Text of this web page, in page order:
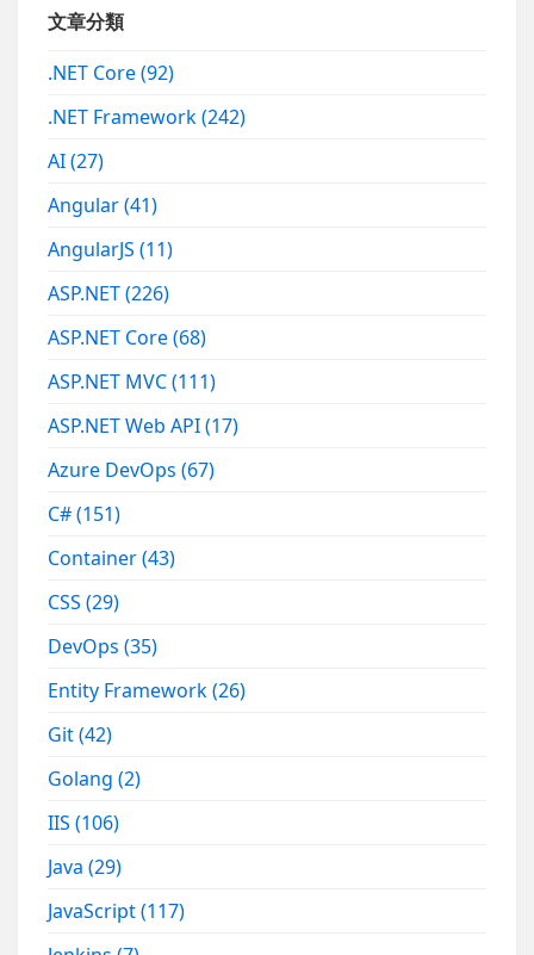
文章分類
.NET Core(92)
.NET Framework(242)
AI(27)
Angular(41)
AngularJS(11)
ASP.NET(226)
ASP.NET Core(68)
ASP.NET MVC(111)
ASP.NET Web API(17)
Azure DevOps(67)
C#(151)
Container(43)
CSS(29)
DevOps(35)
Entity Framework(26)
Git(42)
Golang(2)
IIS(106)
Java(29)
JavaScript(117)